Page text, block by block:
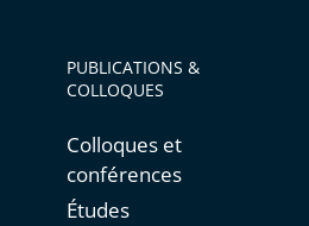
PUBLICATIONS &
COLLOQUES
Colloques et
conférences
Études